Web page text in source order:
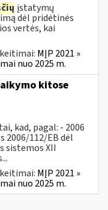
įstatymų
dėl pridėtinės
vertės, kai
MĮP 2021 »
nuo 2025 m.
kitose
kad, pagal: - 2006
2006/112/EB dėl
sistemos XII
MĮP 2021 »
nuo 2025 m.